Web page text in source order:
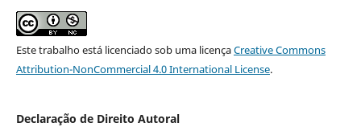
Este trabalho está licenciado sob uma licençaCreative Commons
Attribution-NonCommercial 4.0 International License.
Declaração de Direito Autoral